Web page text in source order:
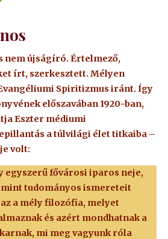
nem újságíró. Értelmező,
írt, szerkesztett. Mélyen
Spiritizmus iránt. Így
előszavában 1920-ban,
Eszter médiumi
a túlvilági élet titkaiba –
volt:
egyszerű fővárosi iparos neje,
tudományos ismereteit
a mély filozófia, melyet
és azért mondhatnak a
mi meg vagyunk róla